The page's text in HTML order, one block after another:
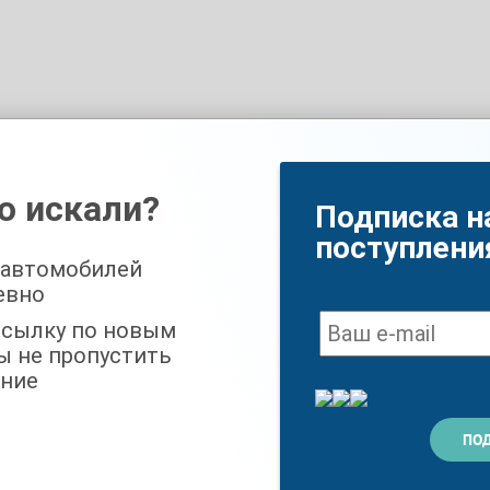
можно в ТЦ «Кунцево» по программе
искали?
по новым
не пропустить
Подписка